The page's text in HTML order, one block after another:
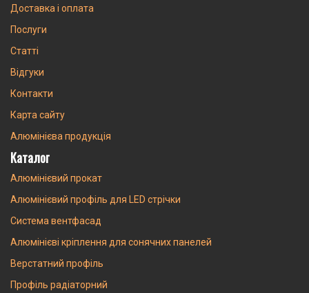
Доставка і оплата
Послуги
Статті
Відгуки
Контакти
Карта сайту
Алюмінієва продукція
Каталог
Алюмінієвий прокат
Алюмінієвий профіль для LED стрічки
Система вентфасад
Алюмінієві кріплення для сонячних панелей
Верстатний профіль
Профіль радіаторний